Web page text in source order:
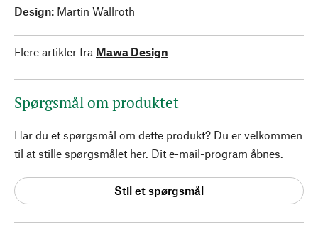
Design: Martin Wallroth
Flere artikler fra Mawa Design
Spørgsmål om produktet
Har du et spørgsmål om dette produkt? Du er velkommen
til at stille spørgsmålet her. Dit e-mail-program åbnes.
Stil et spørgsmål